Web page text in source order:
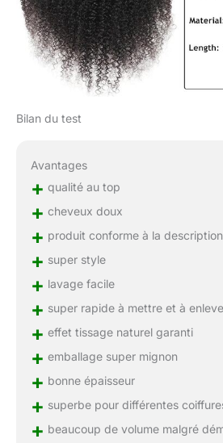
Bilan du test
Avantages
+ qualité au top
+ cheveux doux
+ produit conforme à la description
+ super style
+ lavage facile
+ super rapide à mettre et à
+ effet tissage naturel garanti
+ emballage super mignon
+ bonne épaisseur
+ superbe pour différentes
+ beaucoup de volume malgré